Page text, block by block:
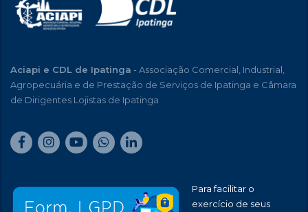
Aciapi e CDL de Ipatinga - Associação Comercial, Industrial,
Agropecuária e de Prestação de Serviços de Ipatinga e Câmara
de Dirigentes Lojistas de Ipatinga
Para facilitar o
exercício de seus